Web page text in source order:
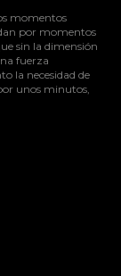
momentos
por momentos
sin la dimensión
fuerza
la necesidad de
unos minutos,